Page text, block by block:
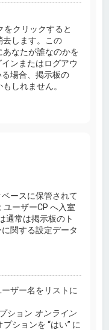
をクリックすると
去します。この
なたが誰なのかを
ンまたはログアウ
場合、掲示板の
しれません。
ースに保管されて
ーザーCP へ入室
通常は掲示板のト
関する設定データ
ザー名をリストに
ション オンライン
ションを “はい” に